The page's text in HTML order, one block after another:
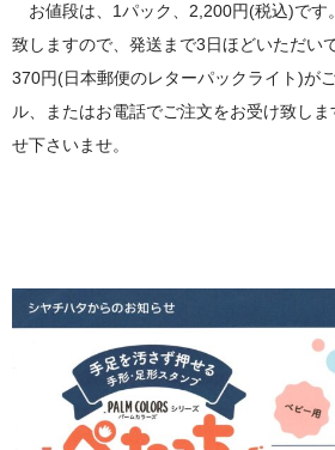
お値段は、1パック、2,200円(税込)です
致しますので、発送まで3日ほどいただい
370円(日本郵便のレターパックライト)が
ル、またはお電話でご注文をお受け致し
せ下さいませ。